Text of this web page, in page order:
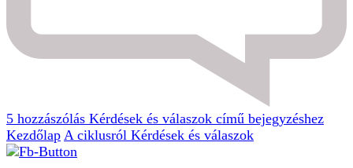
5 hozzászólás Kérdések és válaszok című bejegyzéshez
Kezdőlap A ciklusról Kérdések és válaszok